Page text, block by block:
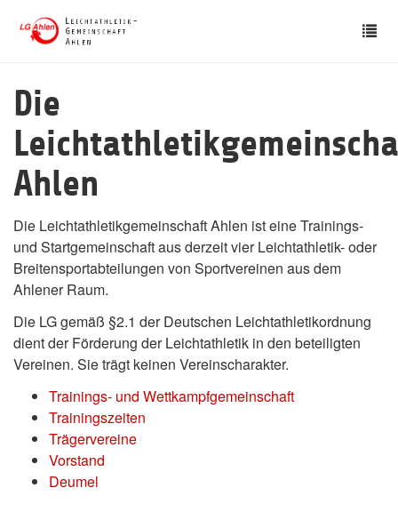
Die
Ahlen
Die Leichtathletikgemeinschaft Ahlen ist eine Trainings-
und Startgemeinschaft aus derzeit vier Leichtathletik- oder
Breitensportabteilungen von Sportvereinen aus dem
Ahlener Raum.
Die LG gemäß §2.1 der Deutschen Leichtathletikordnung
dient der Förderung der Leichtathletik in den beteiligten
Vereinen. Sie trägt keinen Vereinscharakter.
Trainings- und Wettkampfgemeinschaft
Trainingszeiten
Trägervereine
Vorstand
Deumel